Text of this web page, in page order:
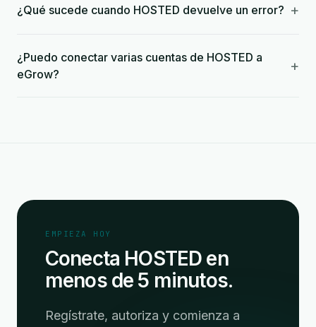
¿Qué sucede cuando HOSTED devuelve un error? +
¿Puedo conectar varias cuentas de HOSTED a
eGrow?
+
EMPIEZA HOY
Conecta HOSTED en
menos de 5 minutos.
Regístrate, autoriza y comienza a